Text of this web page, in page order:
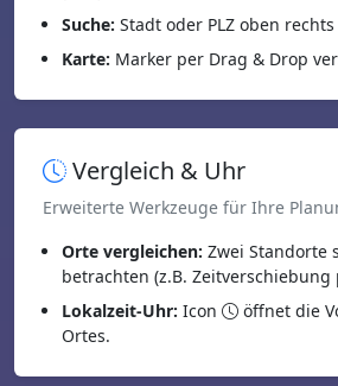
Suche: Stadt oder PLZ oben
Karte: Marker per Drag & Drop
Vergleich & Uhr
Erweiterte Werkzeuge für Ihre
Orte vergleichen: Zwei Standorte
betrachten (z.B. Zeitverschiebung
Lokalzeit-Uhr: Icon
öffnet die
Ortes.